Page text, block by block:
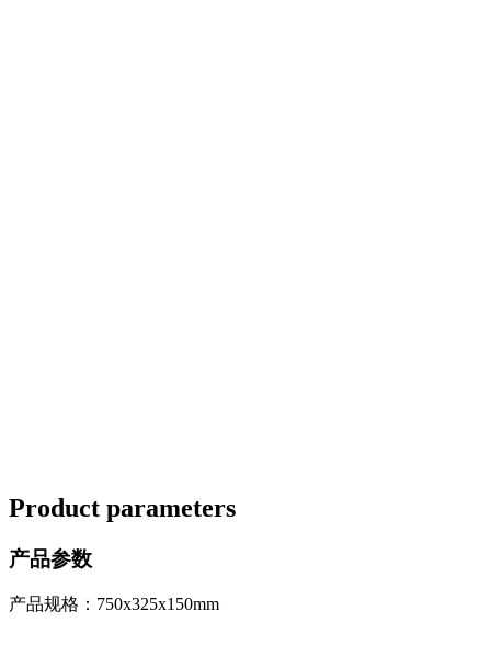
Product parameters
产品参数
产品规格：750x325x150mm